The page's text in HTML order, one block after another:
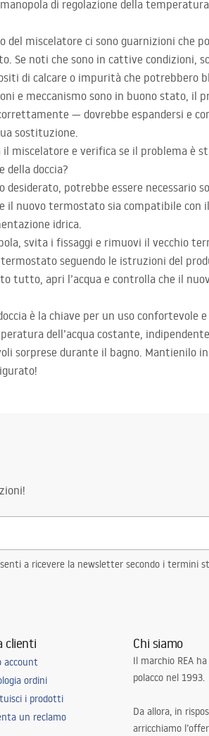
di regolazione della
miscelatore ci sono guarnizioni che
Se noti che sono in cattive condizioni,
di calcare o impurità che potrebbero
e meccanismo sono in buono stato, il
— dovrebbe espandersi e
sostituzione.
e verifica se il problema è
doccia?
desiderato, potrebbe essere necessario
nuovo termostato sia compatibile con
idrica.
svita i fissaggi e rimuovi il vecchio
seguendo le istruzioni del
tutto, apri l’acqua e controlla che il
è la chiave per un uso confortevole
dell’acqua costante,
sorprese durante il bagno. Mantienilo
a ricevere la newsletter secondo i termini
clienti
account
ordini
i prodotti
un reclamo
Chi siamo
Il marchio REA
polacco nel 1993.
Da allora, in
arricchiamo